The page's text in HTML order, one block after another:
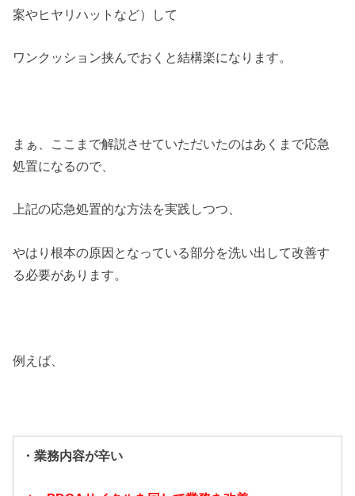
案やヒヤリハットなど）して
ワンクッション挟んでおくと結構楽になります。
まぁ、ここまで解説させていただいたのはあくまで応急
処置になるので、
上記の応急処置的な方法を実践しつつ、
やはり根本の原因となっている部分を洗い出して改善す
る必要があります。
例えば、
・業務内容が辛い